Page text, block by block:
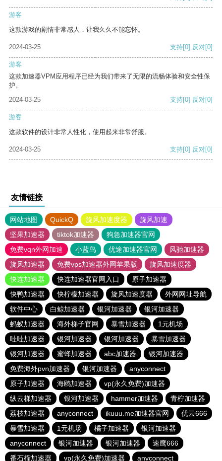
游客
这款游戏的剧情非常感人，让我久久不能忘怀。
2024-03-25 支持[0] 反对[0]
游客
这款加速器VPM应用程序已经为我们带来了无限的流畅体验和安全性保
护。
2024-03-25
支持[0] 反对[0]
游客
这款软件的设计非常人性化，使用起来非常舒服。
2024-03-25 支持[0] 反对[0]
友情链接
网站地图 QuickQ 旋风加速度器
旋风加速
坚果加速器
tiktok加速器
狗急加速器官网
免费vqn外网加速
小蓝鸟 优途加速器官网
风驰加速器
旋风加速器
免费vps加速器外网苹果版
旋风加速度器
快连加速器
快连加速器官网入口
原子加速器
快鸭加速器
快柠檬加速器 旋风加速度器
外网网址导航
软件中心
白鲸加速器 银河加速器
银河加速器
蚂蚁加速器
海外梯子官网 暴雪加速器
1元机场
哇哇加速器
银河加速器 银河加速器
暴雪加速器
银河加速器
蜜蜂加速器 abc加速器
银河加速器
免费海外pvn加速器
银河加速器
anyconnect
原子加速器
海鸥加速器
vp(永久免费)加速器
纵云梯加速器
银河加速器 hammer加速器
青柠加速器
荔枝加速器
anyconnect ikuuu.me加速器官网
优云666
暴雪加速器
1元机场 橘子加速器
银河加速器
anyconnect
银河加速器 银河加速器
速鹰666
番石榴加速器
vp(永久免费)加速器 anyconnect